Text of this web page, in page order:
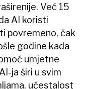
Već 15
AI koristi
povremeno, čak
godine kada
umjetne
ja širi u svim
učestalost